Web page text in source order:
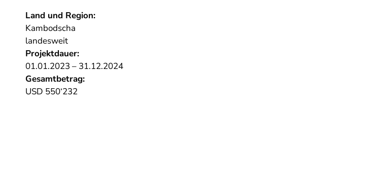
Land und Region:
Kambodscha
landesweit
Projektdauer:
01.01.2023 – 31.12.2024
Gesamtbetrag:
USD 550‘232